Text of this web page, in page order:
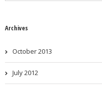
Archives
October 2013
July 2012